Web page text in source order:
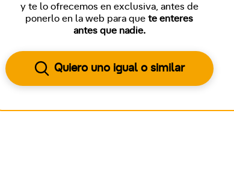
y te lo ofrecemos en exclusiva, antes de
ponerlo en la web para quete enteres
antes que nadie.
Quiero uno igual o similar